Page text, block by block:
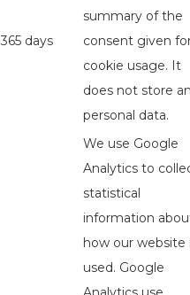
365 days
summary of the
consent given
cookie usage. It
does not store
personal data.
We use Google
Analytics to
statistical
information
how our website
used. Google